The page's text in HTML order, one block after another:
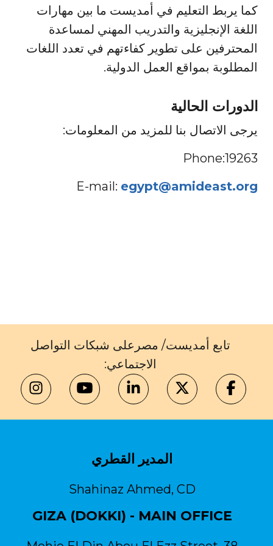
كما يربط التعليم في أمديست ما بين مهارات
اللغة الإنجليزية والتدريب المهني لمساعدة
المحترفين على تطوير كفاءتهم في تعدد اللغات
المطلوبة بمواقع العمل الدولية.
الدورات الحالية
يرجى الاتصال بنا للمزيد من المعلومات:
Phone:19263
E-mail:egypt@amideast.org
تابع أمديست/ مصرعلى شبكات التواصل
الاجتماعي:
المدير القطري
Shahinaz Ahmed, CD
GIZA (DOKKI) - MAIN OFFICE